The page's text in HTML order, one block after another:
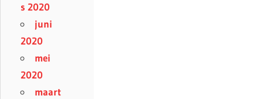
s 2020
juni
2020
mei
2020
maart